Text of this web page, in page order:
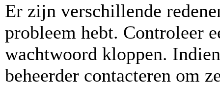
Er zijn verschillende
probleem hebt. Controleer
wachtwoord kloppen.
beheerder contacteren om